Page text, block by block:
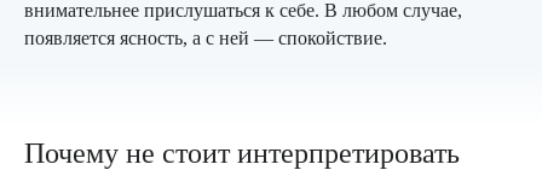
внимательнее прислушаться к себе. В любом случае,
появляется ясность, а с ней — спокойствие.
Почему не стоит интерпретировать